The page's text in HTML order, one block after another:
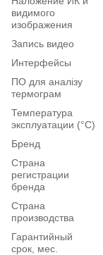
видимого
изображения
Запись видео
Интерфейсы
ПО для аналізу
термограм
Температура
эксплуатации (°C)
Бренд
Страна
регистрации
бренда
Страна
производства
Гарантийный
срок, мес.